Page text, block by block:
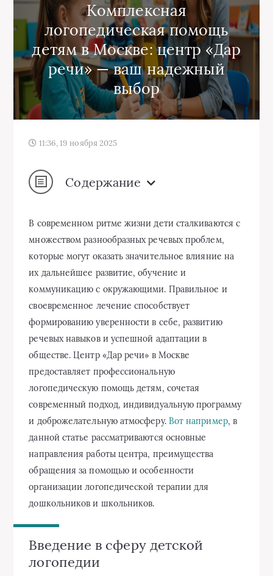
Комплексная
логопедическая помощь
детям в Москве: центр «Дар
речи» — ваш надежный
выбор
11:36, 19 ноября 2025
Содержание
В современном ритме жизни дети сталкиваются с
множеством разнообразных речевых проблем,
которые могут оказать значительное влияние на
их дальнейшее развитие, обучение и
коммуникацию с окружающими. Правильное и
своевременное лечение способствует
формированию уверенности в себе, развитию
речевых навыков и успешной адаптации в
обществе. Центр «Дар речи» в Москве
предоставляет профессиональную
логопедическую помощь детям, сочетая
современный подход, индивидуальную программу
и доброжелательную атмосферу. Вот например, в
данной статье рассматриваются основные
направления работы центра, преимущества
обращения за помощью и особенности
организации логопедической терапии для
дошкольников и школьников.
Введение в сферу детской
логопедии